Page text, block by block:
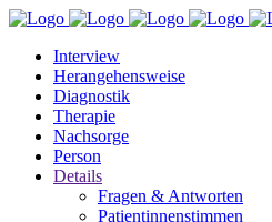
Interview
Herangehensweise
Diagnostik
Therapie
Nachsorge
Person
Details
Fragen & Antworten
Patientinnenstimmen